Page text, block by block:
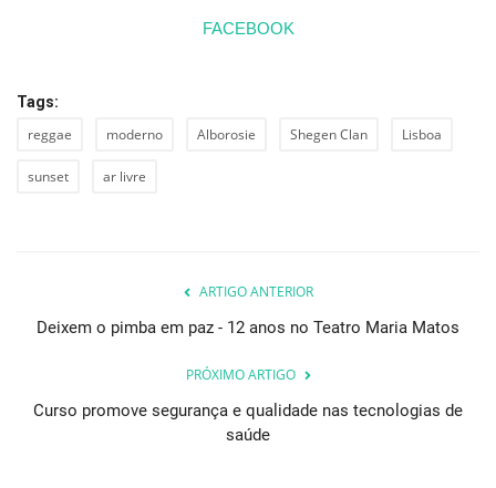
FACEBOOK
Tags:
reggae moderno Alborosie Shegen Clan Lisboa
sunset ar livre
ARTIGO ANTERIOR
Deixem o pimba em paz - 12 anos no Teatro Maria Matos
PRÓXIMO ARTIGO
Curso promove segurança e qualidade nas tecnologias de
saúde